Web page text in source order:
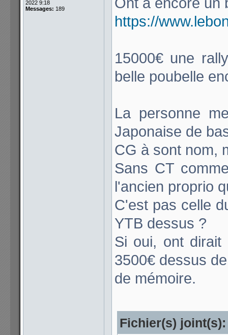
2022 9:18
Messages: 189
https://
15000€ une
belle poubelle
La personne
Japonaise de
CG à sont nom,
Sans CT
l'ancien proprio
C'est pas celle
YTB dessus ?
Si oui, ont
3500€ dessus
de mémoire.
Fichier(s) joint(s):